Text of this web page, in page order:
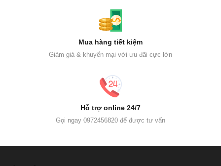
Mua hàng tiết kiệm
Giảm giá & khuyến mại với ưu đãi cực lớn
Hỗ trợ online 24/7
Gọi ngay 0972456820 để được tư vấn